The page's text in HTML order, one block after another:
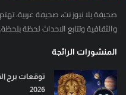
صحيفة يلا نيوز نت، صحيفة عربية،
والثقافية وتتابع الاحداث لحظة بلحظة.
المنشورات الرائجة
2026